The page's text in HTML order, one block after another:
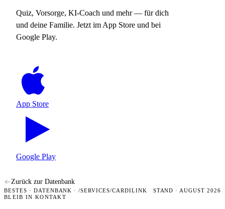
Quiz, Vorsorge, KI-Coach und mehr — für dich
und deine Familie. Jetzt im App Store und bei
Google Play.
App Store
Google Play
Zurück zur Datenbank
BESTES · DATENBANK · /SERVICES/CARDILINK
STAND · AUGUST 2026
BLEIB IN KONTAKT